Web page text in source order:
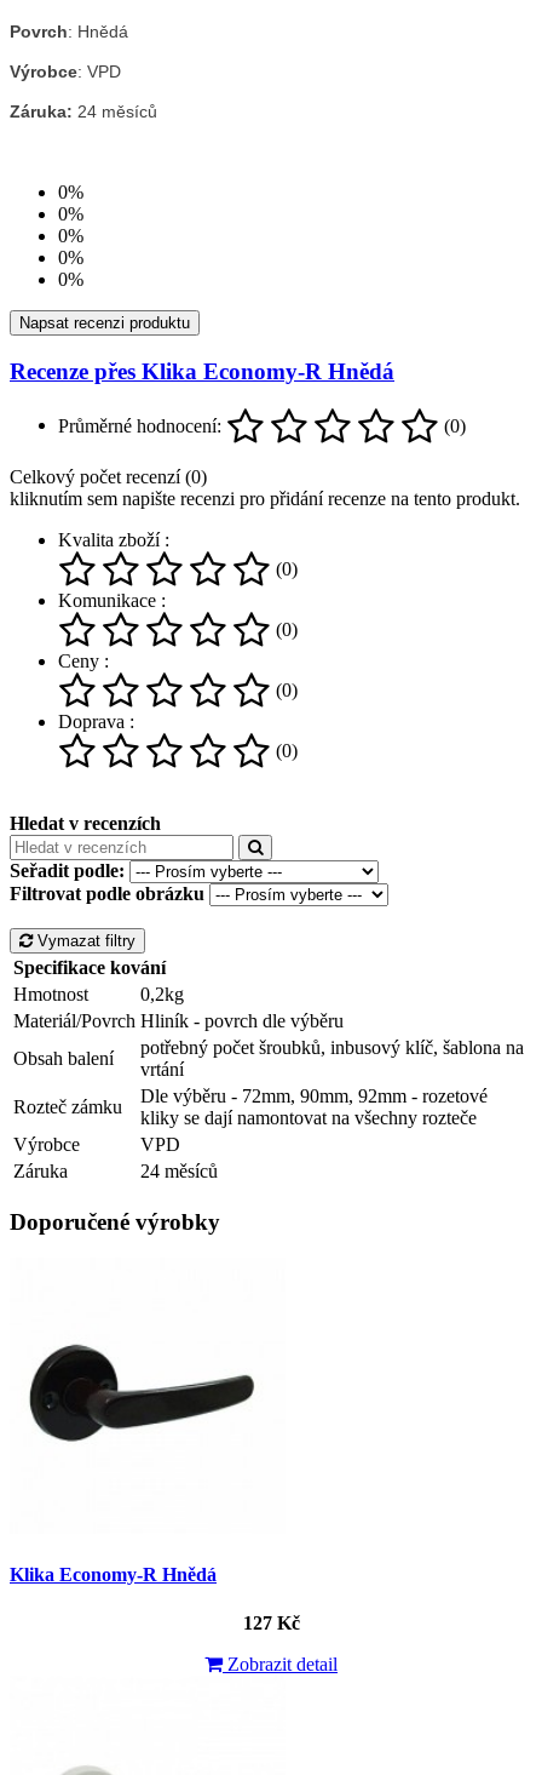
Povrch: Hnědá
Výrobce: VPD
Záruka: 24 měsíců
0%
0%
0%
0%
0%
Napsat recenzi produktu
Recenze přes Klika Economy-R Hnědá
Průměrné hodnocení: (0)
Celkový počet recenzí (0)
kliknutím sem napište recenzi pro přidání recenze na tento produkt.
Kvalita zboží :
(0)
Komunikace :
(0)
Ceny :
(0)
Doprava :
(0)
Hledat v recenzích
Seřadit podle:
Filtrovat podle obrázku
Vymazat filtry
Specifikace kování
Hmotnost
0,2kg
Materiál/Povrch Hliník - povrch dle výběru
Obsah balení
potřebný počet šroubků, inbusový klíč, šablona na
vrtání
Rozteč zámku
Dle výběru - 72mm, 90mm, 92mm - rozetové
kliky se dají namontovat na všechny rozteče
Výrobce
VPD
Záruka
24 měsíců
Doporučené výrobky
Klika Economy-R Hnědá
127 Kč
Zobrazit detail